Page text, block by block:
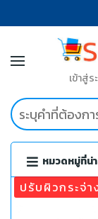
เข้าสู่
หมวดหมู่ที่น่
ปรับผิวกระจ่